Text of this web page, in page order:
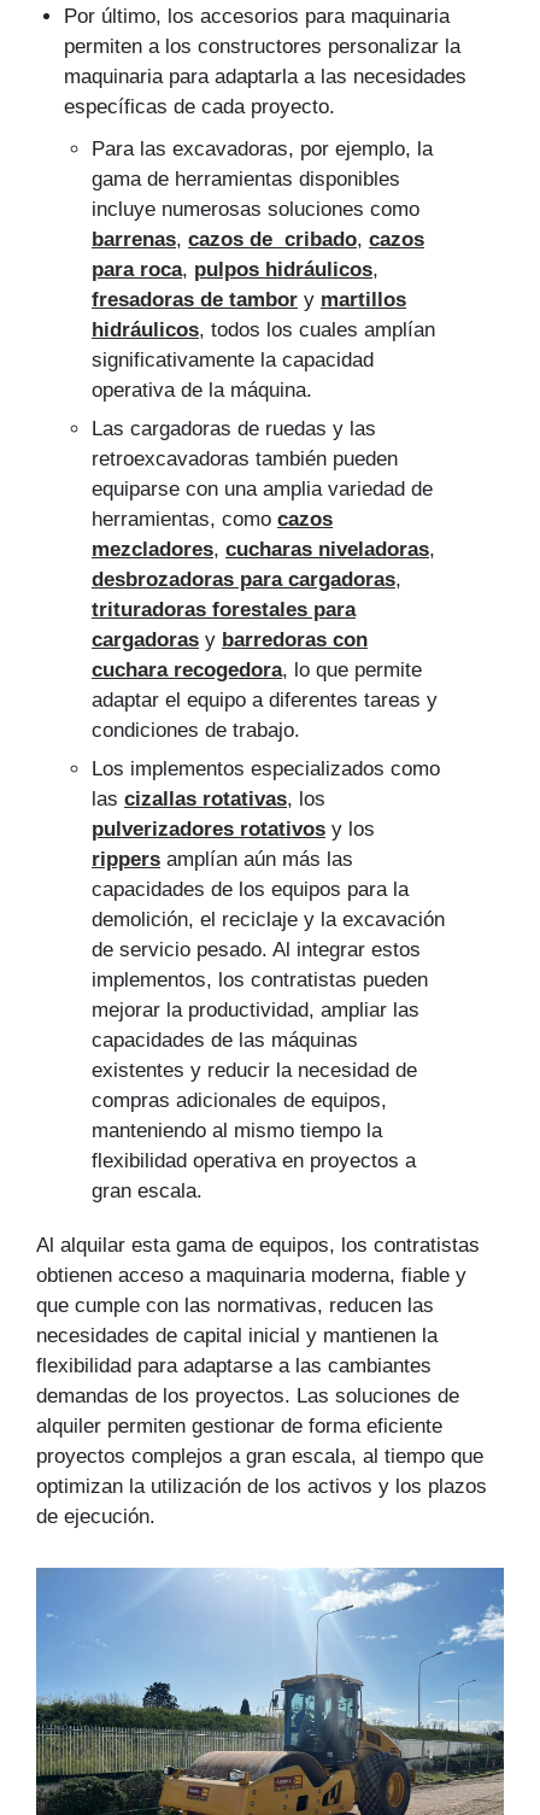
Por último, los accesorios para maquinaria
permiten a los constructores personalizar la
maquinaria para adaptarla a las necesidades
específicas de cada proyecto.
Para las excavadoras, por ejemplo, la
gama de herramientas disponibles
incluye numerosas soluciones como
barrenas, cazos de cribado, cazos
para roca, pulpos hidráulicos,
fresadoras de tambor y martillos
hidráulicos, todos los cuales amplían
significativamente la capacidad
operativa de la máquina.
Las cargadoras de ruedas y las
retroexcavadoras también pueden
equiparse con una amplia variedad de
herramientas, como cazos
mezcladores, cucharas niveladoras,
desbrozadoras para cargadoras,
trituradoras forestales para
cargadoras y barredoras con
cuchara recogedora, lo que permite
adaptar el equipo a diferentes tareas y
condiciones de trabajo.
Los implementos especializados como
las cizallas rotativas, los
pulverizadores rotativos y los
rippers amplían aún más las
capacidades de los equipos para la
demolición, el reciclaje y la excavación
de servicio pesado. Al integrar estos
implementos, los contratistas pueden
mejorar la productividad, ampliar las
capacidades de las máquinas
existentes y reducir la necesidad de
compras adicionales de equipos,
manteniendo al mismo tiempo la
flexibilidad operativa en proyectos a
gran escala.
Al alquilar esta gama de equipos, los contratistas
obtienen acceso a maquinaria moderna, fiable y
que cumple con las normativas, reducen las
necesidades de capital inicial y mantienen la
flexibilidad para adaptarse a las cambiantes
demandas de los proyectos. Las soluciones de
alquiler permiten gestionar de forma eficiente
proyectos complejos a gran escala, al tiempo que
optimizan la utilización de los activos y los plazos
de ejecución.